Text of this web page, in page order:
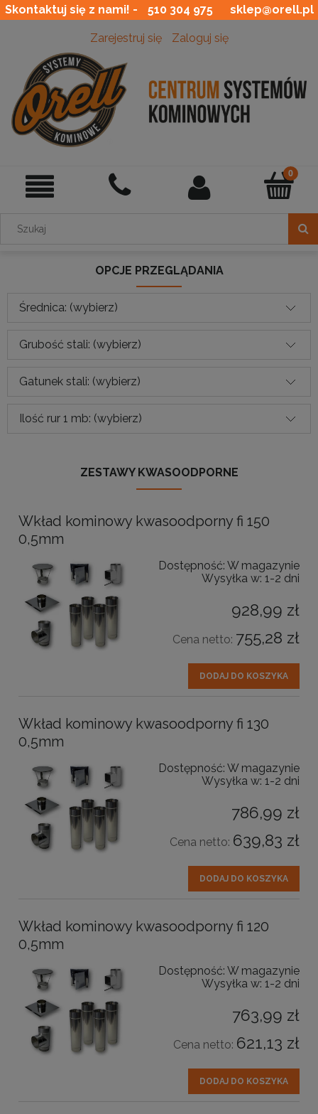
Skontaktuj się z nami! - 510 304 975 sklep@orell.pl
Zarejestruj się Zaloguj się
OPCJE PRZEGLĄDANIA
Średnica: (wybierz)
Grubość stali: (wybierz)
Gatunek stali: (wybierz)
Ilość rur 1 mb: (wybierz)
ZESTAWY KWASOODPORNE
Wkład kominowy kwasoodporny fi 150
0,5mm
Dostępność: W magazynie
Wysyłka w: 1-2 dni
928,99 zł
Cena netto: 755,28 zł
DODAJ DO KOSZYKA
Wkład kominowy kwasoodporny fi 130
0,5mm
Dostępność: W magazynie
Wysyłka w: 1-2 dni
786,99 zł
Cena netto: 639,83 zł
DODAJ DO KOSZYKA
Wkład kominowy kwasoodporny fi 120
0,5mm
Dostępność: W magazynie
Wysyłka w: 1-2 dni
763,99 zł
Cena netto: 621,13 zł
DODAJ DO KOSZYKA